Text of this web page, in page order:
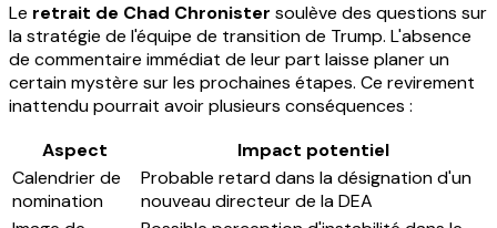
Le retrait de Chad Chronister soulève des questions sur
la stratégie de l'équipe de transition de Trump. L'absence
de commentaire immédiat de leur part laisse planer un
certain mystère sur les prochaines étapes. Ce revirement
inattendu pourrait avoir plusieurs conséquences :
Aspect
Impact potentiel
Calendrier de
nomination
Probable retard dans la désignation d'un
nouveau directeur de la DEA